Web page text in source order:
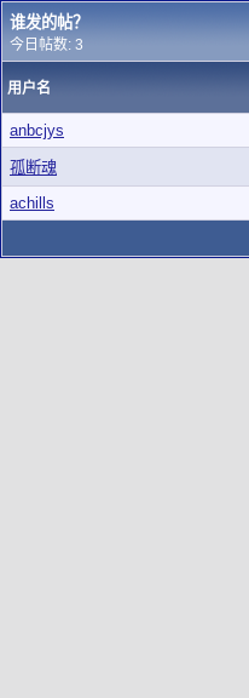
谁发的帖？
今日帖数: 3
用户名
anbcjys
孤断魂
achills